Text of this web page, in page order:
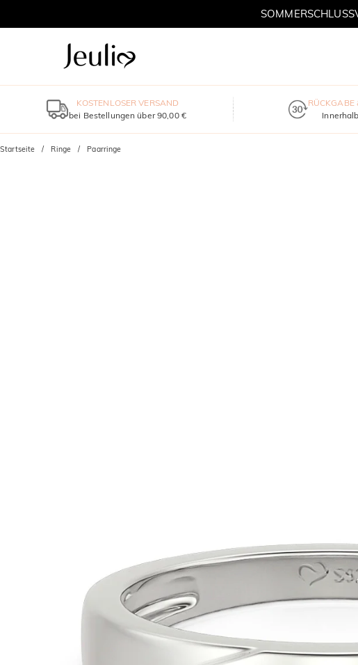
KOSTENLOSER VERSAND
bei Bestellungen über 90,00 €
RÜCKGABE
Startseite Ringe Paarringe